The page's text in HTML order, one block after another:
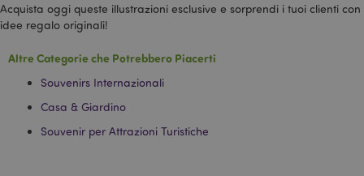
Acquista oggi queste illustrazioni esclusive e sorprendi i tuoi clienti con
idee regalo originali!
Altre Categorie che Potrebbero Piacerti
Souvenirs Internazionali
Casa & Giardino
Souvenir per Attrazioni Turistiche
_hjIncludedInSessionSample